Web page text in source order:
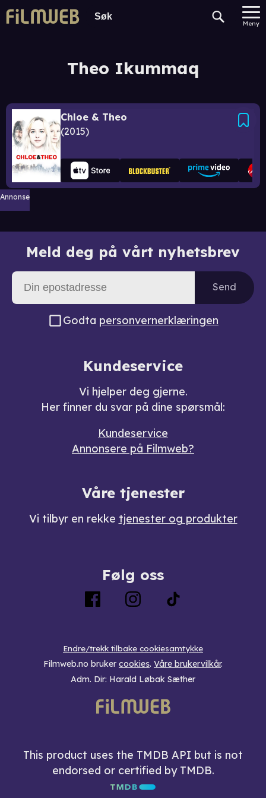
Meny
Theo Ikummaq
Chloe & Theo
2015
Annonse
Meld deg på vårt nyhetsbrev
Send
Godta personvernerklæringen
Kundeservice
Vi hjelper deg gjerne.
Her finner du svar på dine spørsmål:
Kundeservice
Annonsere på Filmweb?
Våre tjenester
Vi tilbyr en rekke tjenester og produkter
Følg oss
Endre/trekk tilbake cookiesamtykke
Filmweb.no bruker cookies. Våre brukervilkår.
Adm. Dir: Harald Løbak Sæther
This product uses the TMDB API but is not
endorsed or certified by TMDB.